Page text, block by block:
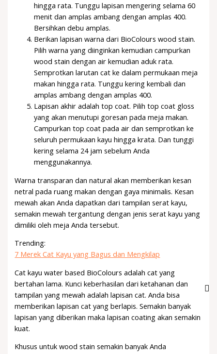
hingga rata. Tunggu lapisan mengering selama 60
menit dan amplas ambang dengan amplas 400.
Bersihkan debu amplas.
Berikan lapisan warna dari BioColours wood stain.
Pilih warna yang diinginkan kemudian campurkan
wood stain dengan air kemudian aduk rata.
Semprotkan larutan cat ke dalam permukaan meja
makan hingga rata. Tunggu kering kembali dan
amplas ambang dengan amplas 400.
Lapisan akhir adalah top coat. Pilih top coat gloss
yang akan menutupi goresan pada meja makan.
Campurkan top coat pada air dan semprotkan ke
seluruh permukaan kayu hingga krata. Dan tunggi
kering selama 24 jam sebelum Anda
menggunakannya.
Warna transparan dan natural akan memberikan kesan
netral pada ruang makan dengan gaya minimalis. Kesan
mewah akan Anda dapatkan dari tampilan serat kayu,
semakin mewah tergantung dengan jenis serat kayu yang
dimiliki oleh meja Anda tersebut.
Trending:
7 Merek Cat Kayu yang Bagus dan Mengkilap
Cat kayu water based BioColours adalah cat yang
bertahan lama. Kunci keberhasilan dari ketahanan dan
tampilan yang mewah adalah lapisan cat. Anda bisa
memberikan lapisan cat yang berlapis. Semakin banyak
lapisan yang diberikan maka lapisan coating akan semakin
kuat.
Khusus untuk wood stain semakin banyak Anda